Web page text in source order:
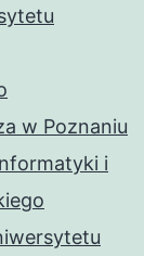
w Poznaniu
i